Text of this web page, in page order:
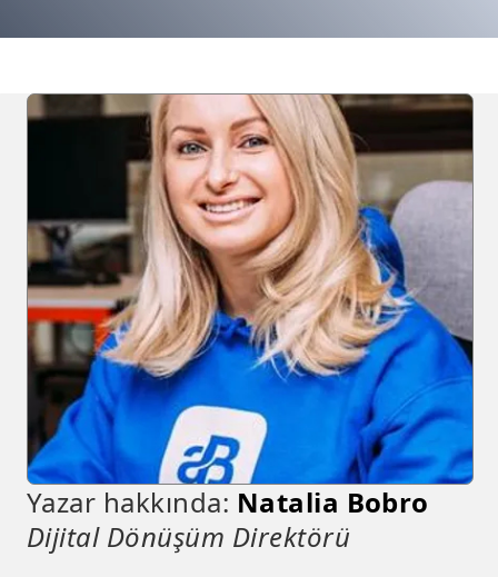
Yazar hakkında: Natalia Bobro
Dijital Dönüşüm Direktörü